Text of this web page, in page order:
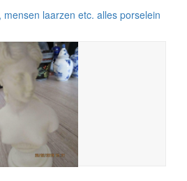
laarzen etc. alles porselein